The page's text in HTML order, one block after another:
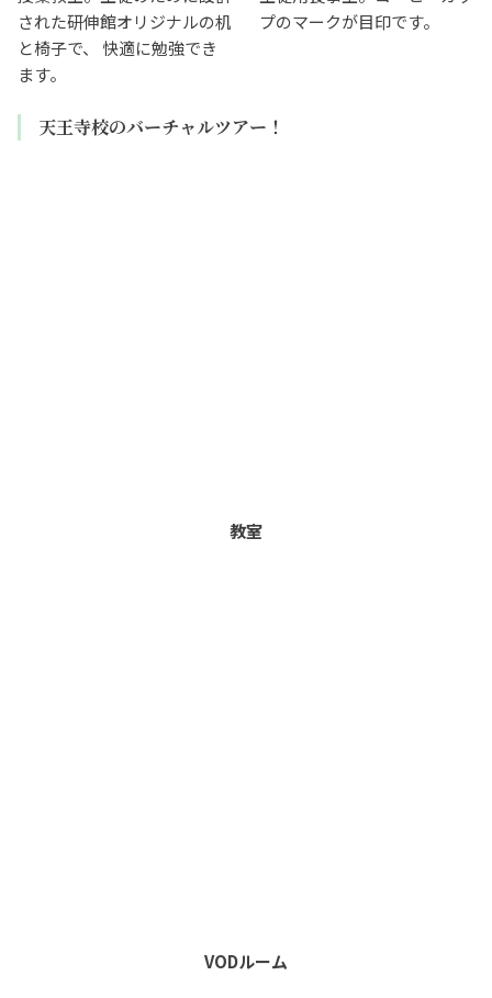
された研伸館オリジナルの机
と椅子で、 快適に勉強でき
ます。
プのマークが目印です。
天王寺校のバーチャルツアー！
教室
VODルーム